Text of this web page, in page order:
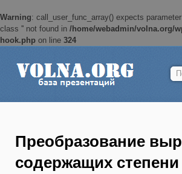
Warning: call_user_func_array() expects
class '' not found in /home/webadmin/volna.org/
hook.php on line 324
Преобразование
содержащих степени